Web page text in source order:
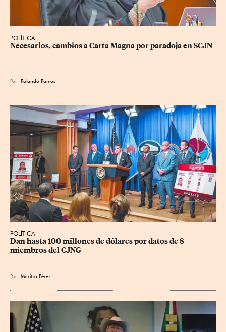
POLÍTICA
Necesarios, cambios a Carta Magna por paradoja en SCJN
Por Rolando Ramos
POLÍTICA
Dan hasta 100 millones de dólares por datos de 8
miembros del CJNG
Por Maritza Pérez